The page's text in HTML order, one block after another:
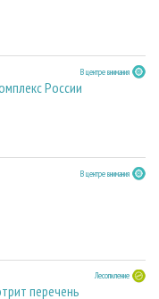
В центре внимания
России
В центре внимания
Лесопиление
перечень